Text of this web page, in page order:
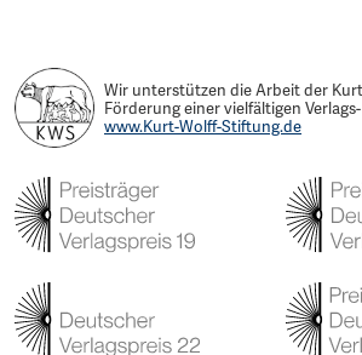
Wir unterstützen die Arbeit der
Förderung einer vielfältigen
www.Kurt-Wolff-Stiftung.de